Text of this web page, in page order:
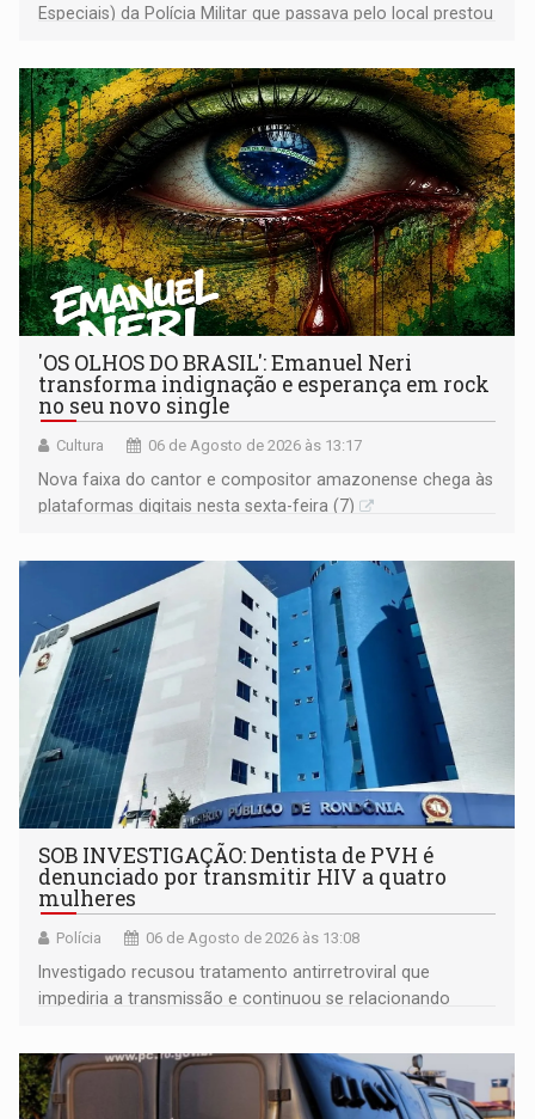
Especiais) da Polícia Militar que passava pelo local prestou
'OS OLHOS DO BRASIL': Emanuel Neri
transforma indignação e esperança em rock
no seu novo single
Cultura 06 de Agosto de 2026 às 13:17
Nova faixa do cantor e compositor amazonense chega às
plataformas digitais nesta sexta-feira (7)
SOB INVESTIGAÇÃO: Dentista de PVH é
denunciado por transmitir HIV a quatro
mulheres
Polícia 06 de Agosto de 2026 às 13:08
Investigado recusou tratamento antirretroviral que
impediria a transmissão e continuou se relacionando